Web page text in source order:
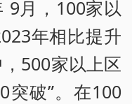
9月，100家以
年相比提升
500家以上区
突破”。在100